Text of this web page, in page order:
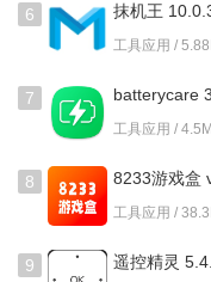
1. 打开小牛看房应用
2. 点击搜索按钮，输
3. 在搜索结果中，您
6 抹机王
工具应用 /
7 batterycare
工具应用 /
8 8233游戏盒
工具应用 /
9
遥控精灵